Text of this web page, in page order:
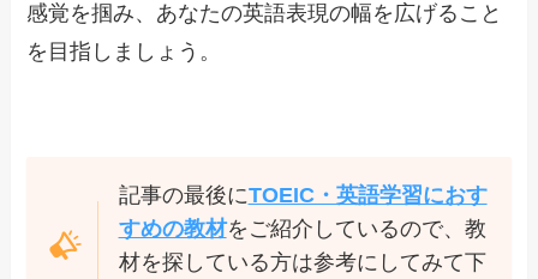
感覚を掴み、あなたの英語表現の幅を広げること
を目指しましょう。
記事の最後にTOEIC・英語学習におす
すめの教材をご紹介しているので、教
材を探している方は参考にしてみて下